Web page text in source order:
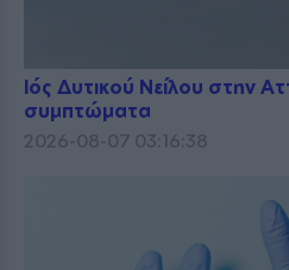
Ιός Δυτικού Νείλου στην
συμπτώματα
2026-08-07 03:16:38